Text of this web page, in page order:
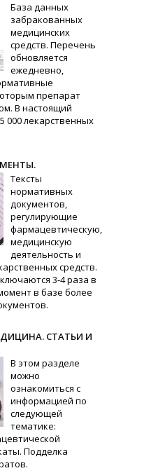
База данных
забракованных
медицинских
средств. Перечень
обновляется
ежедневно,
препарат
В настоящий
000 лекарственных
Тексты
нормативных
документов,
регулирующие
фармацевтическую,
медицинскую
деятельность и
средств.
3-4 раза в
в базе более
СТАТЬИ И
В этом разделе
можно
ознакомиться с
информацией по
следующей
тематике:
Подделка